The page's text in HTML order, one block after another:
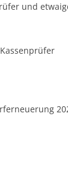
und